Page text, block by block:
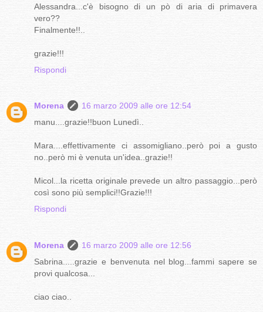
Alessandra...c'è bisogno di un pò di aria di primavera
vero??
Finalmente!!..
grazie!!!
Rispondi
Morena
16 marzo 2009 alle ore 12:54
manu....grazie!!buon Lunedì..
Mara....effettivamente ci assomigliano..però poi a gusto
no..però mi è venuta un'idea..grazie!!
Micol...la ricetta originale prevede un altro passaggio...però
così sono più semplici!!Grazie!!!
Rispondi
Morena
16 marzo 2009 alle ore 12:56
Sabrina.....grazie e benvenuta nel blog...fammi sapere se
provi qualcosa...
ciao ciao..